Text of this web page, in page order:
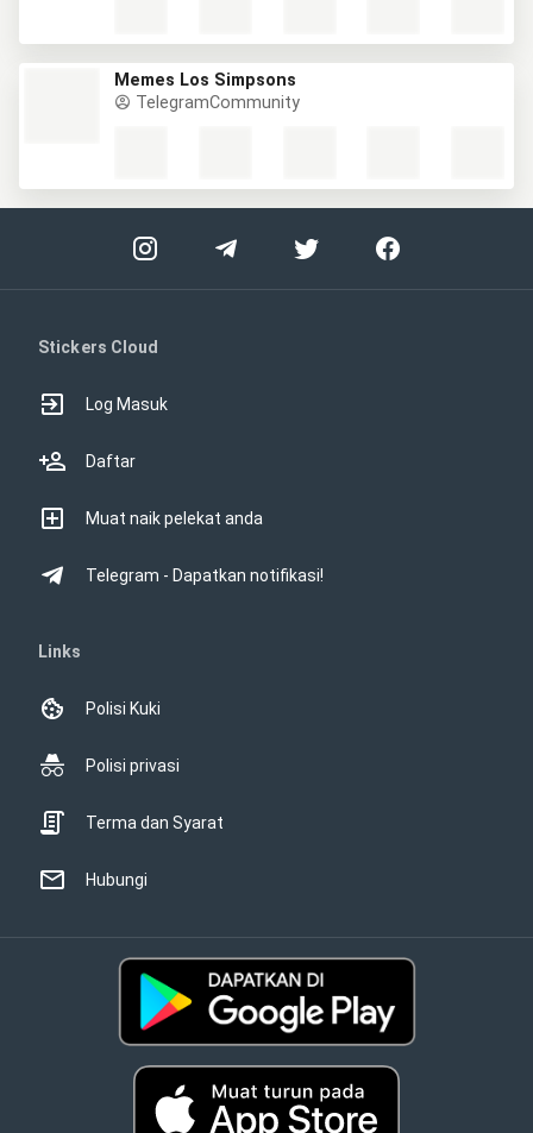
Memes Los Simpsons
TelegramCommunity
Stickers Cloud
Log Masuk
Daftar
Muat naik pelekat anda
Telegram - Dapatkan notifikasi!
Links
Polisi Kuki
Polisi privasi
Terma dan Syarat
Hubungi